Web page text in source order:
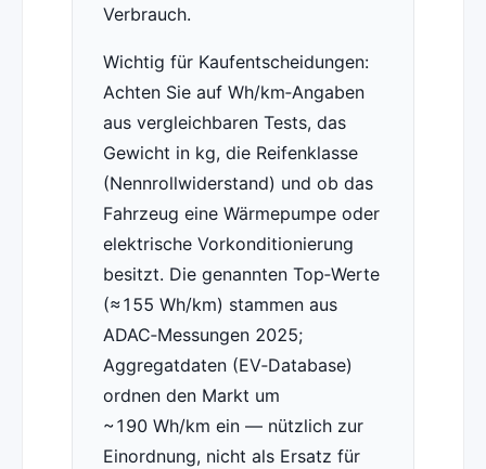
Verbrauch.
Wichtig für Kaufentscheidungen:
Achten Sie auf Wh/km‑Angaben
aus vergleichbaren Tests, das
Gewicht in kg, die Reifenklasse
(Nennrollwiderstand) und ob das
Fahrzeug eine Wärmepumpe oder
elektrische Vorkonditionierung
besitzt. Die genannten Top‑Werte
(≈155 Wh/km) stammen aus
ADAC‑Messungen 2025;
Aggregatdaten (EV‑Database)
ordnen den Markt um
~190 Wh/km ein — nützlich zur
Einordnung, nicht als Ersatz für